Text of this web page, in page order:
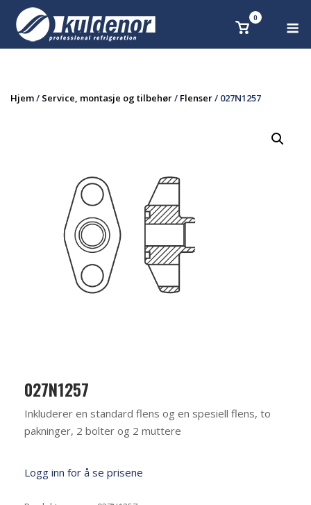
content
Se 0
Hjem/ Service, montasje og tilbehør/ Flenser/ 027N1257
027N1257
Inkluderer en standard flens og en spesiell flens, to
pakninger, 2 bolter og 2 muttere
Logg inn for å se prisene